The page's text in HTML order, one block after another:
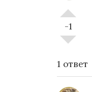
-1
1 ответ